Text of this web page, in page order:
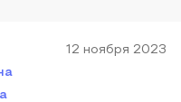
12 ноября 2023